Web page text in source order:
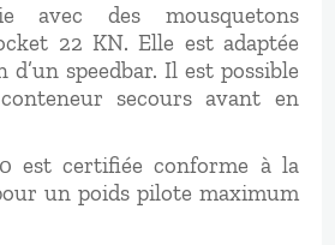
avec des mousquetons
22 KN. Elle est adaptée
speedbar. Il est possible
secours avant en
est certifiée conforme à la
un poids pilote maximum